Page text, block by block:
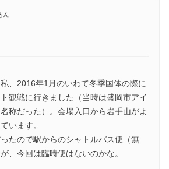
ん
、2016年1月のいわて冬季国体の際に
観戦に行きました（当時は盛岡市アイ
称だった）。会場入口から岩手山がよ
います。
たので駅からのシャトルバス便（無
、今回は臨時便はないのかな。